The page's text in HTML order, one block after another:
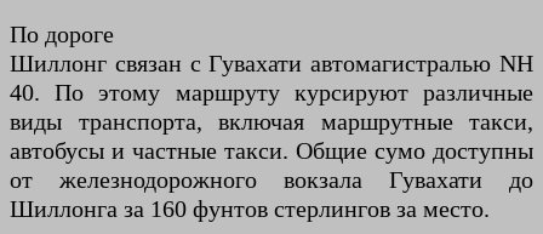
По дороге
Шиллонг связан с Гувахати автомагистралью NH
40. По этому маршруту курсируют различные
виды транспорта, включая маршрутные такси,
автобусы и частные такси. Общие сумо доступны
от железнодорожного вокзала Гувахати до
Шиллонга за 160 фунтов стерлингов за место.